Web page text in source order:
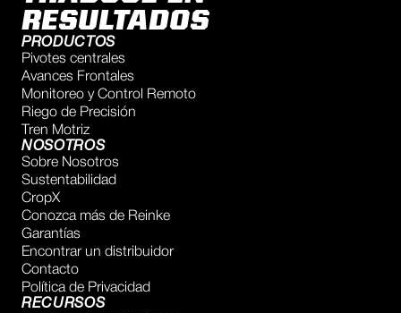
RESULTADOS
PRODUCTOS
Pivotes centrales
Avances Frontales
Monitoreo y Control Remoto
Riego de Precisión
Tren Motriz
NOSOTROS
Sobre Nosotros
Sustentabilidad
CropX
Conozca más de Reinke
Garantías
Encontrar un distribuidor
Contacto
Política de Privacidad
RECURSOS